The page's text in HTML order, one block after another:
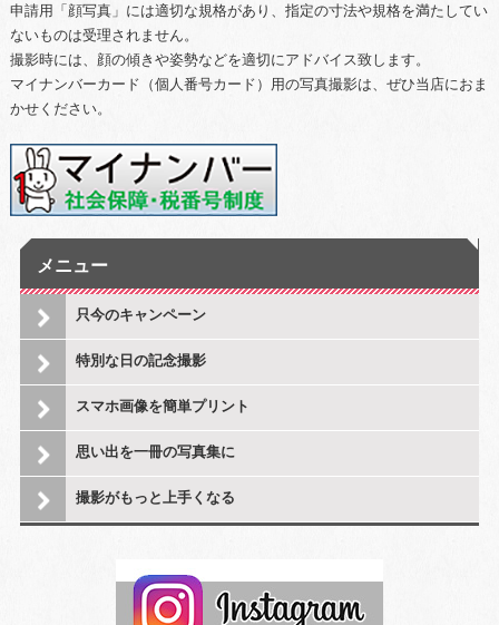
申請用「顔写真」には適切な規格があり、指定の寸法や規格を満たしてい
ないものは受理されません。
撮影時には、顔の傾きや姿勢などを適切にアドバイス致します。
マイナンバーカード（個人番号カード）用の写真撮影は、ぜひ当店におま
かせください。
メニュー
只今のキャンペーン
特別な日の記念撮影
スマホ画像を簡単プリント
思い出を一冊の写真集に
撮影がもっと上手くなる